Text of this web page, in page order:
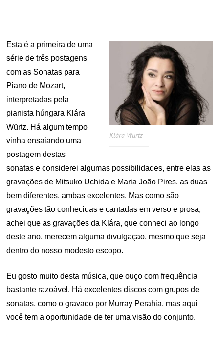
Klára Würtz
Esta é a primeira de uma
série de três postagens
com as Sonatas para
Piano de Mozart,
interpretadas pela
pianista húngara Klára
Würtz. Há algum tempo
vinha ensaiando uma
postagem destas
sonatas e considerei algumas possibilidades, entre elas as
gravações de Mitsuko Uchida e Maria João Pires, as duas
bem diferentes, ambas excelentes. Mas como são
gravações tão conhecidas e cantadas em verso e prosa,
achei que as gravações da Klára, que conheci ao longo
deste ano, merecem alguma divulgação, mesmo que seja
dentro do nosso modesto escopo.
Eu gosto muito desta música, que ouço com frequência
bastante razoável. Há excelentes discos com grupos de
sonatas, como o gravado por Murray Perahia, mas aqui
você tem a oportunidade de ter uma visão do conjunto.